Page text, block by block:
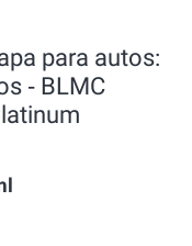
para autos:
‐ BLMC